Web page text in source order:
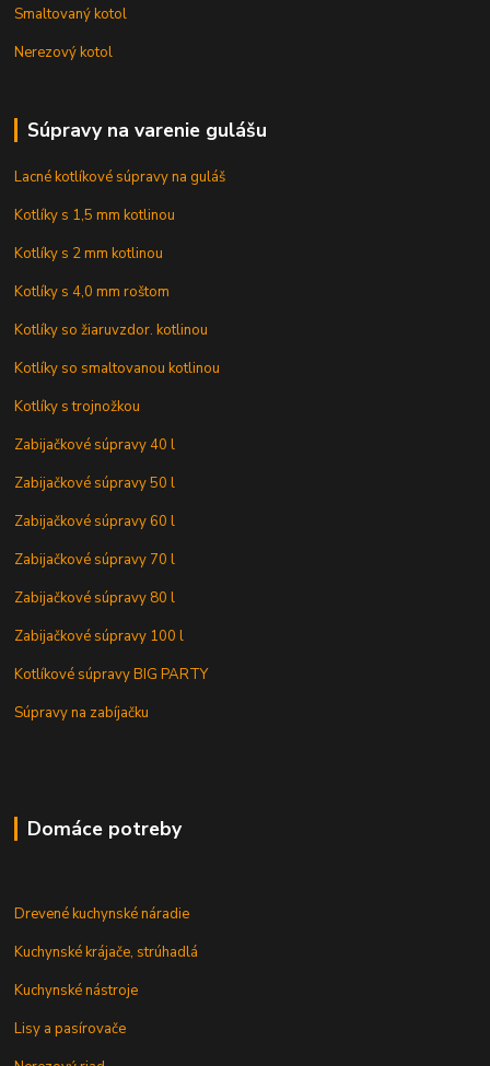
Smaltovaný kotol
Nerezový kotol
Súpravy na varenie gulášu
Lacné kotlíkové súpravy na guláš
Kotlíky s 1,5 mm kotlinou
Kotlíky s 2 mm kotlinou
Kotlíky s 4,0 mm roštom
Kotlíky so žiaruvzdor. kotlinou
Kotlíky so smaltovanou kotlinou
Kotlíky s trojnožkou
Zabijačkové súpravy 40 l
Zabijačkové súpravy 50 l
Zabijačkové súpravy 60 l
Zabijačkové súpravy 70 l
Zabijačkové súpravy 80 l
Zabijačkové súpravy 100 l
Kotlíkové súpravy BIG PARTY
Súpravy na zabíjačku
Domáce potreby
Drevené kuchynské náradie
Kuchynské krájače, strúhadlá
Kuchynské nástroje
Lisy a pasírovače